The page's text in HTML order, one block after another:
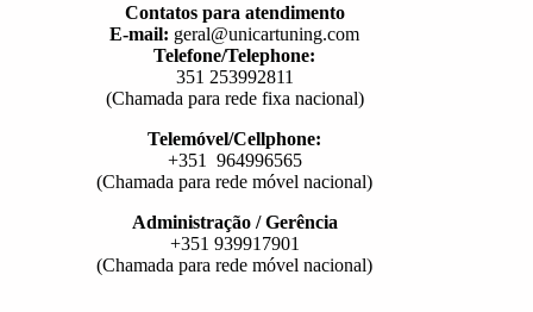
Contatos para atendimento
E-mail: geral@unicartuning.com
Telefone/Telephone:
351 253992811
(Chamada para rede fixa nacional)
Telemóvel/Cellphone:
+351 964996565
(Chamada para rede móvel nacional)
Administração / Gerência
+351 939917901
(Chamada para rede móvel nacional)